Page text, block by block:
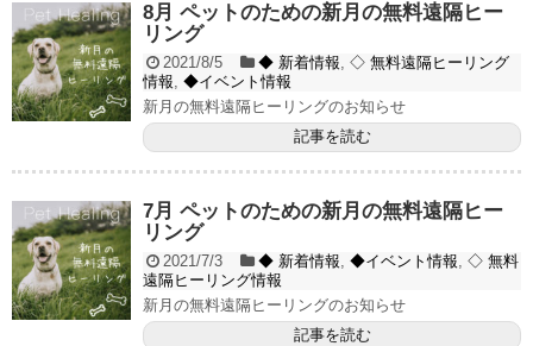
8月 ペットのための新月の無料遠隔ヒー
リング
2021/8/5 ◆ 新着情報, ◇ 無料遠隔ヒーリング
情報, ◆イベント情報
新月の無料遠隔ヒーリングのお知らせ
記事を読む
7月 ペットのための新月の無料遠隔ヒー
リング
2021/7/3 ◆ 新着情報, ◆イベント情報, ◇ 無料
遠隔ヒーリング情報
新月の無料遠隔ヒーリングのお知らせ
記事を読む